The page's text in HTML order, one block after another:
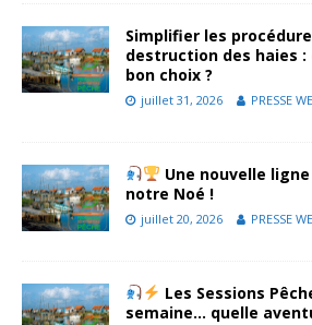
Simplifier les
destruction des haies
bon choix ?
juillet 31, 2026 PRESSE
Une nouvelle
notre Noé !
juillet 20, 2026 PRESSE
Les Sessions
semaine… quelle